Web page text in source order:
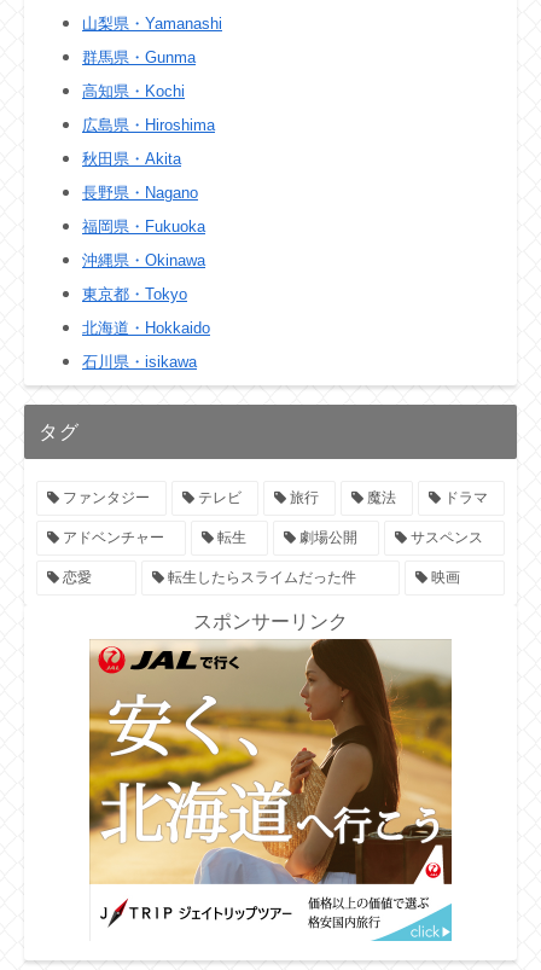
山梨県・Yamanashi
群馬県・Gunma
高知県・Kochi
広島県・Hiroshima
秋田県・Akita
長野県・Nagano
福岡県・Fukuoka
沖縄県・Okinawa
東京都・Tokyo
北海道・Hokkaido
石川県・isikawa
タグ
ファンタジー テレビ 旅行 魔法 ドラマ
アドベンチャー 転生 劇場公開 サスペンス
恋愛 転生したらスライムだった件 映画
スポンサーリンク